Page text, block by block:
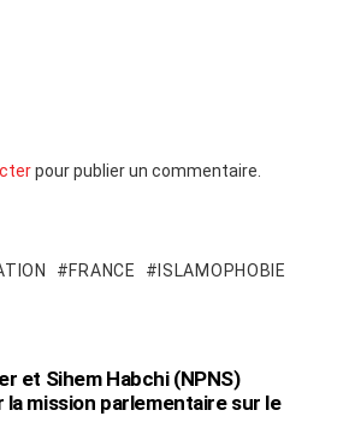
pour publier un commentaire.
FRANCE
ISLAMOPHOBIE
et Sihem Habchi (NPNS)
la mission parlementaire sur le